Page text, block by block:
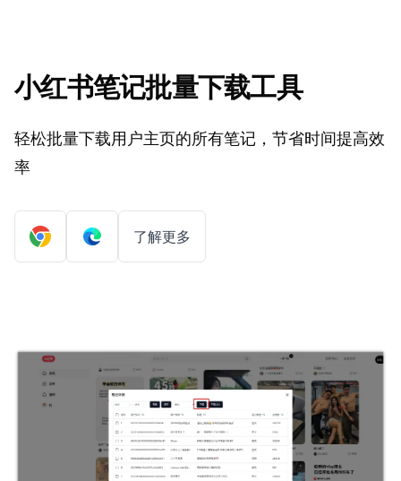
小红书笔记批量下载工具
轻松批量下载用户主页的所有笔记，节省时间提高效
率
了解更多